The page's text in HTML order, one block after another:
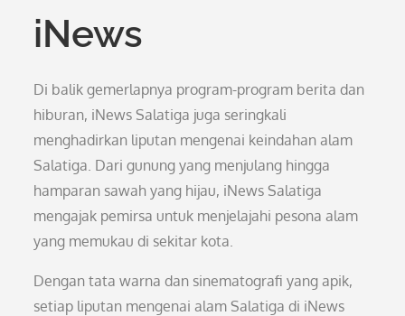
iNews
Di balik gemerlapnya program-program berita dan
hiburan, iNews Salatiga juga seringkali
menghadirkan liputan mengenai keindahan alam
Salatiga. Dari gunung yang menjulang hingga
hamparan sawah yang hijau, iNews Salatiga
mengajak pemirsa untuk menjelajahi pesona alam
yang memukau di sekitar kota.
Dengan tata warna dan sinematografi yang apik,
setiap liputan mengenai alam Salatiga di iNews